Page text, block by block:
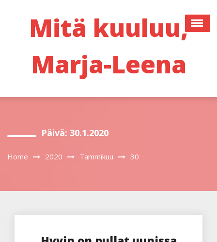
Mitä kuuluu,
Marja-Leena
Päivä: 30.1.2020
Home 2020 Tammikuu 30